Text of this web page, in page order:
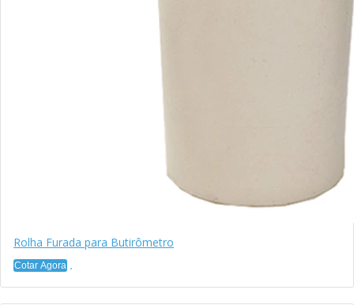
Rolha Furada para Butirômetro
Cotar Agora